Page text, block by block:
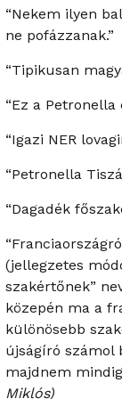
“Nekem ilyen
ne pofázzanak.”
“Tipikusan
“Ez a Petronella
“Igazi NER
“Petronella
“Dagadék
(jellegzetes
szakértőnek”
közepén ma a
különösebb
újságíró számol
majdnem mindig
Miklós)